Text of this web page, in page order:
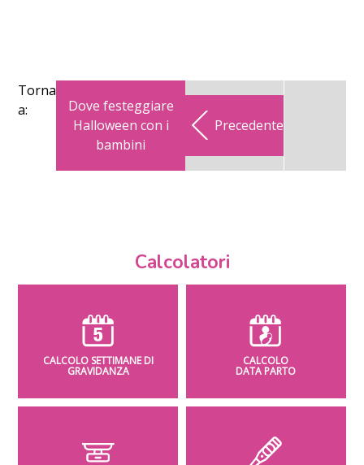
Torna
a:
Dove festeggiare
Halloween con i
bambini
Precedente
Calcolatori
CALCOLO SETTIMANE DI
GRAVIDANZA
CALCOLO
DATA PARTO